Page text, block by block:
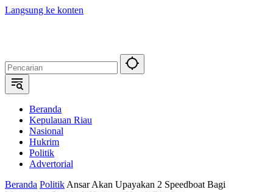
Langsung ke konten
Beranda
Kepulauan Riau
Nasional
Hukrim
Politik
Advertorial
Beranda Politik Ansar Akan Upayakan 2 Speedboat Bagi